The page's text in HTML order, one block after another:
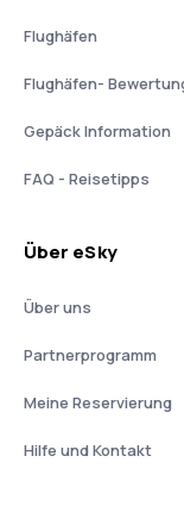
Flughäfen
Flughäfen-
Gepäck Information
FAQ - Reisetipps
Über eSky
Über uns
Partnerprogramm
Meine Reservierung
Hilfe und Kontakt